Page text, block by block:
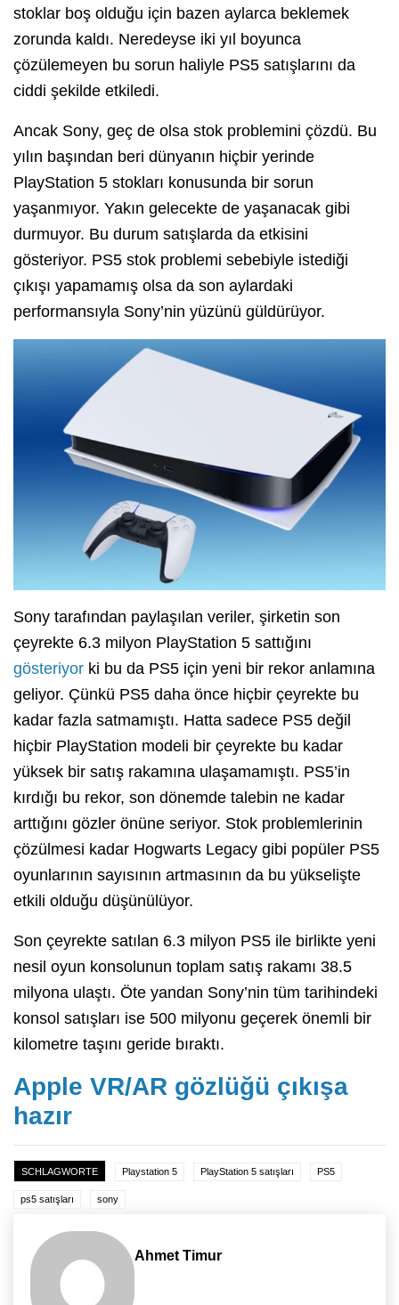
stoklar boş olduğu için bazen aylarca beklemek
zorunda kaldı. Neredeyse iki yıl boyunca
çözülemeyen bu sorun haliyle PS5 satışlarını da
ciddi şekilde etkiledi.
Ancak Sony, geç de olsa stok problemini çözdü. Bu
yılın başından beri dünyanın hiçbir yerinde
PlayStation 5 stokları konusunda bir sorun
yaşanmıyor. Yakın gelecekte de yaşanacak gibi
durmuyor. Bu durum satışlarda da etkisini
gösteriyor. PS5 stok problemi sebebiyle istediği
çıkışı yapamamış olsa da son aylardaki
performansıyla Sony’nin yüzünü güldürüyor.
Sony tarafından paylaşılan veriler, şirketin son
çeyrekte 6.3 milyon PlayStation 5 sattığını
gösteriyor ki bu da PS5 için yeni bir rekor anlamına
geliyor. Çünkü PS5 daha önce hiçbir çeyrekte bu
kadar fazla satmamıştı. Hatta sadece PS5 değil
hiçbir PlayStation modeli bir çeyrekte bu kadar
yüksek bir satış rakamına ulaşamamıştı. PS5’in
kırdığı bu rekor, son dönemde talebin ne kadar
arttığını gözler önüne seriyor. Stok problemlerinin
çözülmesi kadar Hogwarts Legacy gibi popüler PS5
oyunlarının sayısının artmasının da bu yükselişte
etkili olduğu düşünülüyor.
Son çeyrekte satılan 6.3 milyon PS5 ile birlikte yeni
nesil oyun konsolunun toplam satış rakamı 38.5
milyona ulaştı. Öte yandan Sony’nin tüm tarihindeki
konsol satışları ise 500 milyonu geçerek önemli bir
kilometre taşını geride bıraktı.
Apple VR/AR gözlüğü çıkışa
hazır
SCHLAGWORTE Playstation 5 PlayStation 5 satışları PS5
ps5 satışları sony
Ahmet Timur